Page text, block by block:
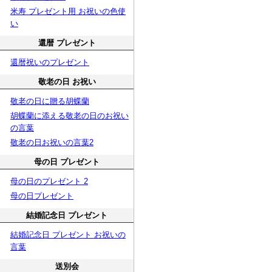
米寿 プレゼント用 お祝いの色使
い
還暦 プレゼント
還暦祝いのプレゼント
敬老の日 お祝い
敬老の日に贈る胡蝶蘭
胡蝶蘭に添える敬老の日のお祝い
の言葉
敬老の日お祝いの言葉2
母の日 プレゼント
母の日のプレゼント 2
母の日プレゼント
結婚記念日 プレゼント
結婚記念日 プレゼント お祝いの
言葉
送別会